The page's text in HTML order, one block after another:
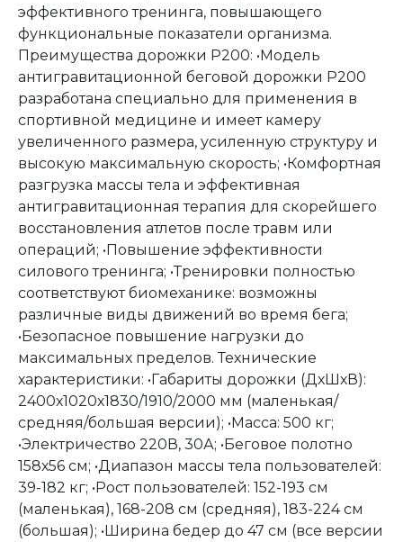
эффективного тренинга, повышающего
функциональные показатели организма.
Преимущества дорожки P200: •Модель
антигравитационной беговой дорожки P200
разработана специально для применения в
спортивной медицине и имеет камеру
увеличенного размера, усиленную структуру и
высокую максимальную скорость; •Комфортная
разгрузка массы тела и эффективная
антигравитационная терапия для скорейшего
восстановления атлетов после травм или
операций; •Повышение эффективности
силового тренинга; •Тренировки полностью
соответствуют биомеханике: возможны
различные виды движений во время бега;
•Безопасное повышение нагрузки до
максимальных пределов. Технические
характеристики: •Габариты дорожки (ДхШхВ):
2400х1020х1830/1910/2000 мм (маленькая/
средняя/большая версии); •Масса: 500 кг;
•Электричество 220В, 30А; •Беговое полотно
158х56 см; •Диапазон массы тела пользователей:
39-182 кг; •Рост пользователей: 152-193 см
(маленькая), 168-208 см (средняя), 183-224 см
(большая); •Ширина бедер до 47 см (все версии